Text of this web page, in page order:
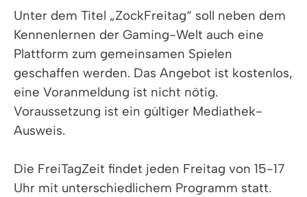
Unter dem Titel „ZockFreitag“ soll neben dem
Kennenlernen der Gaming-Welt auch eine
Plattform zum gemeinsamen Spielen
geschaffen werden. Das Angebot ist kostenlos,
eine Voranmeldung ist nicht nötig.
Voraussetzung ist ein gültiger Mediathek-
Ausweis.
Die FreiTagZeit findet jeden Freitag von 15-17
Uhr mit unterschiedlichem Programm statt.